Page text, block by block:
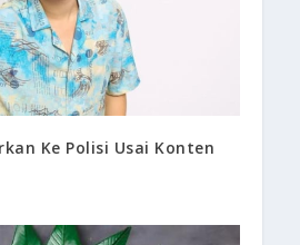
Ke Polisi Usai Konten